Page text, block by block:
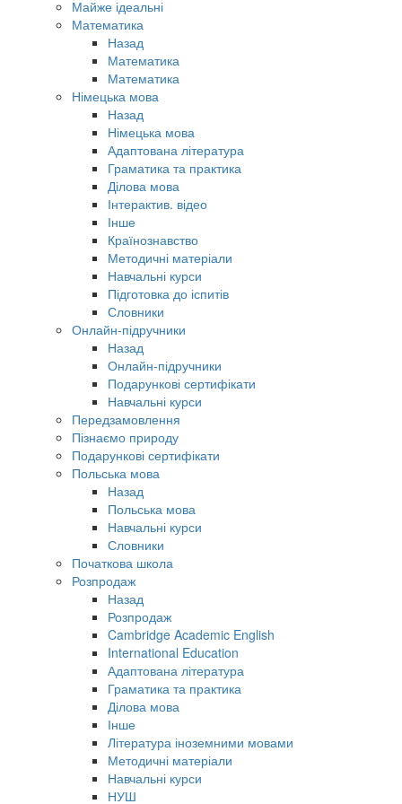
Майже ідеальні
Математика
Назад
Математика
Математика
Німецька мова
Назад
Німецька мова
Адаптована література
Граматика та практика
Ділова мова
Інтерактив. відео
Інше
Країнознавство
Методичні матеріали
Навчальні курси
Підготовка до іспитів
Словники
Онлайн-підручники
Назад
Онлайн-підручники
Подарункові сертифікати
Навчальні курси
Передзамовлення
Пізнаємо природу
Подарункові сертифікати
Польська мова
Назад
Польська мова
Навчальні курси
Словники
Початкова школа
Розпродаж
Назад
Розпродаж
Cambridge Academic English
International Education
Адаптована література
Граматика та практика
Ділова мова
Інше
Література іноземними мовами
Методичні матеріали
Навчальні курси
НУШ